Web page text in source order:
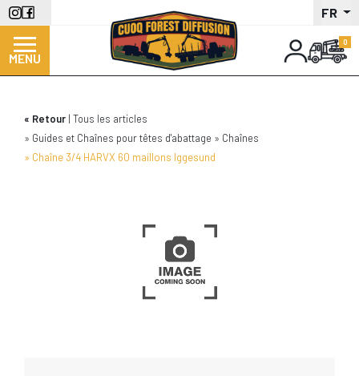
Aller
au
contenu
principal
FR
MENU
Retour Tous les articles
Guides et Chaînes pour têtes d'abattage
Chaînes
Chaîne 3/4 HARVX 60 maillons Iggesund